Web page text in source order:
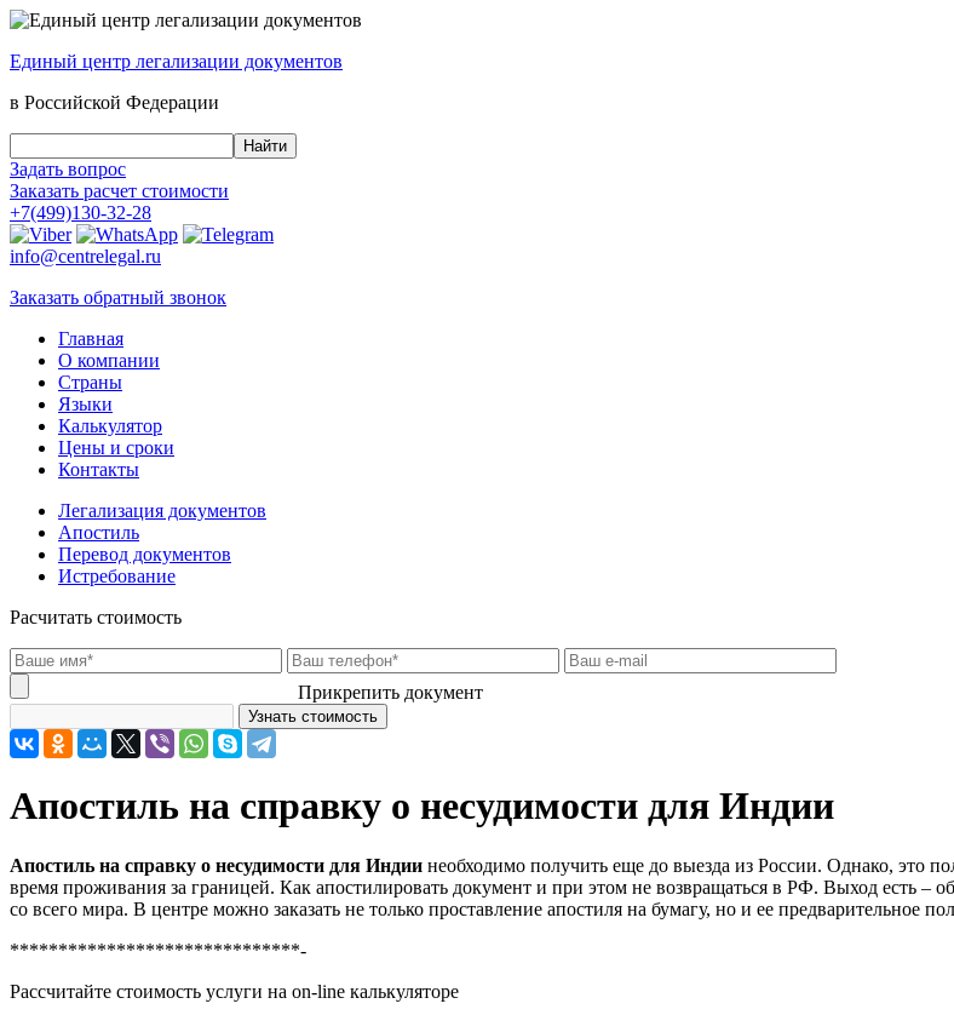
Единый центр легализации документов
в Российской Федерации
Задать вопрос
Заказать расчет стоимости
+7(499)130-32-28
info@centrelegal.ru
Заказать обратный звонок
Главная
О компании
Страны
Языки
Калькулятор
Цены и сроки
Контакты
Легализация документов
Апостиль
Перевод документов
Истребование
Расчитать стоимость
Прикрепить документ
Апостиль на справку о несудимости для Индии
Апостиль на справку о несудимости для Индии необходимо получить еще до выезда из России. Однако, это
время проживания за границей. Как апостилировать документ и при этом не возвращаться в РФ. Выход есть
со всего мира. В центре можно заказать не только проставление апостиля на бумагу, но и ее предварительное
******************************-
Рассчитайте стоимость услуги на on-line калькуляторе